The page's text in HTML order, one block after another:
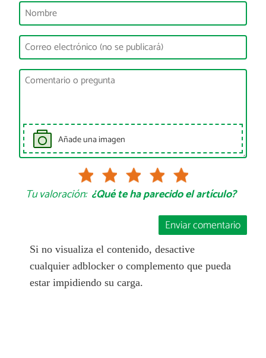
Añade una imagen
Tu valoración: ¿Qué te ha parecido el artículo?
Enviar comentario
Si no visualiza el contenido, desactive
cualquier adblocker o complemento que pueda
estar impidiendo su carga.